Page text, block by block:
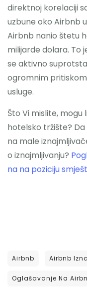
direktnoj korelaciji
uzbune oko Airbnb
Airbnb nanio štetu
milijarde dolara. To
se aktivno
ogromnim
usluge.
Što Vi mislite,
hotelsko tržište?
na male
o iznajmljivanju?
na na poziciju
Airbnb Airbnb
Oglašavanje Na